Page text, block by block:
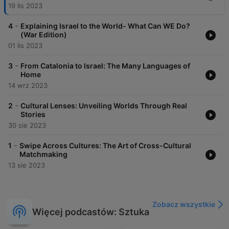
19 lis 2023
4 - Explaining Israel to the World- What Can WE Do?
(War Edition)
01 lis 2023
3 - From Catalonia to Israel: The Many Languages of
Home
14 wrz 2023
2 - Cultural Lenses: Unveiling Worlds Through Real
Stories
30 sie 2023
1 - Swipe Across Cultures: The Art of Cross-Cultural
Matchmaking
13 sie 2023
Więcej podcastów: Sztuka
Zobacz wszystkie